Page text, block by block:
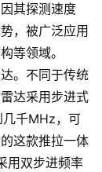
其探测速度
，被广泛应用
等领域。
。不同于传统
达采用步进式
千MHz，可
这款推拉一体
用双步进频率